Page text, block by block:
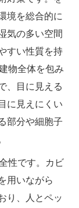
境を総合的に
気の多い空間
すい性質を持
物全体を包み
、目に見える
に見えにくい
部分や細胞子
性です。カビ
用いながら
り、人とペッ